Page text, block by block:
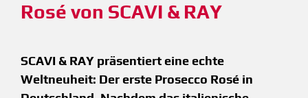
Rosé von SCAVI & RAY
SCAVI & RAY präsentiert eine echte
Weltneuheit: Der erste Prosecco Rosé in